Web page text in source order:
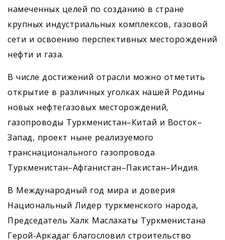
намеченных целей по созданию в стране
крупных индустриальных комплексов, газовой
сети и освоению перс­пективных месторождений
нефти и газа.
В числе достижений отрасли можно отметить
открытие в различных уголках нашей Родины
новых нефтегазовых ­месторождений,
газопроводы Туркменистан–Китай и Восток–
Запад, проект ныне реализуемого
транснационального газопровода
Туркменистан–Афганистан–Пакистан–Индия.
В Международный год мира и доверия
Национальный Лидер туркменского народа,
Председатель Халк Маслахаты Туркменистана
Герой-Аркадаг благословил строительство